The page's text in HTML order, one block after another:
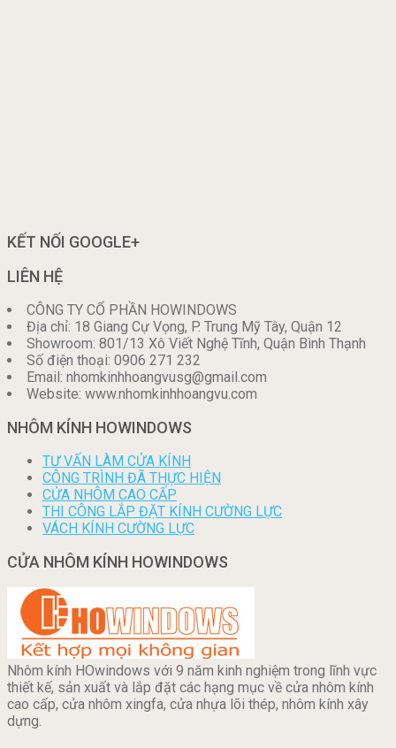
KẾT NỐI GOOGLE+
LIÊN HỆ
CÔNG TY CỔ PHẦN HOWINDOWS
Địa chỉ: 18 Giang Cự Vọng, P. Trung Mỹ Tây, Quận 12
Showroom: 801/13 Xô Viết Nghệ Tĩnh, Quận Bình Thạnh
Số điện thoại: 0906 271 232
Email: nhomkinhhoangvusg@gmail.com
Website: www.nhomkinhhoangvu.com
NHÔM KÍNH HOWINDOWS
TƯ VẤN LÀM CỬA KÍNH
CÔNG TRÌNH ĐÃ THỰC HIỆN
CỬA NHÔM CAO CẤP
THI CÔNG LẮP ĐẶT KÍNH CƯỜNG LỰC
VÁCH KÍNH CƯỜNG LỰC
CỬA NHÔM KÍNH HOWINDOWS
Nhôm kính HOwindows với 9 năm kinh nghiệm trong lĩnh vực
thiết kế, sản xuất và lắp đặt các hạng mục về cửa nhôm kính
cao cấp, cửa nhôm xingfa, cửa nhựa lõi thép, nhôm kính xây
dựng.